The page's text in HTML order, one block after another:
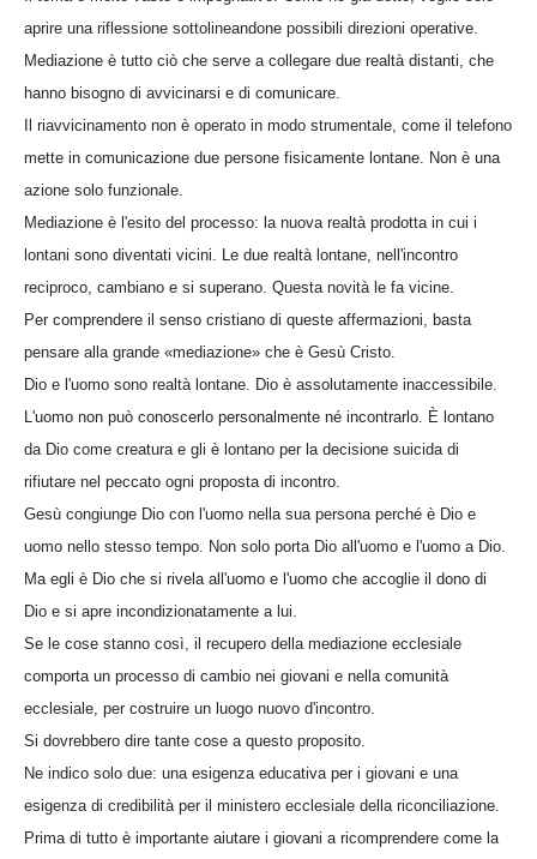
aprire una riflessione sottolineandone possibili direzioni operative.
Mediazione è tutto ciò che serve a collegare due realtà distanti, che
hanno bisogno di avvicinarsi e di comunicare.
Il riavvicinamento non è operato in modo strumentale, come il telefono
mette in comunicazione due persone fisicamente lontane. Non è una
azione solo funzionale.
Mediazione è l'esito del processo: la nuova realtà prodotta in cui i
lontani sono diventati vicini. Le due realtà lontane, nell'incontro
reciproco, cambiano e si superano. Questa novità le fa vicine.
Per comprendere il senso cristiano di queste affermazioni, basta
pensare alla grande «mediazione» che è Gesù Cristo.
Dio e l'uomo sono realtà lontane. Dio è assolutamente inaccessibile.
L'uomo non può conoscerlo personalmente né incontrarlo. È lontano
da Dio come creatura e gli è lontano per la decisione suicida di
rifiutare nel peccato ogni proposta di incontro.
Gesù congiunge Dio con l'uomo nella sua persona perché è Dio e
uomo nello stesso tempo. Non solo porta Dio all'uomo e l'uomo a Dio.
Ma egli è Dio che si rivela all'uomo e l'uomo che accoglie il dono di
Dio e si apre incondizionatamente a lui.
Se le cose stanno così, il recupero della mediazione ecclesiale
comporta un processo di cambio nei giovani e nella comunità
ecclesiale, per costruire un luogo nuovo d'incontro.
Si dovrebbero dire tante cose a questo proposito.
Ne indico solo due: una esigenza educativa per i giovani e una
esigenza di credibilità per il ministero ecclesiale della riconciliazione.
Prima di tutto è importante aiutare i giovani a ricomprendere come la